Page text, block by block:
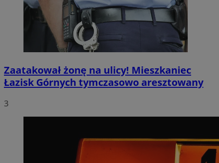
Zaatakował żonę na ulicy! Mieszkaniec
Łazisk Górnych tymczasowo aresztowany
3